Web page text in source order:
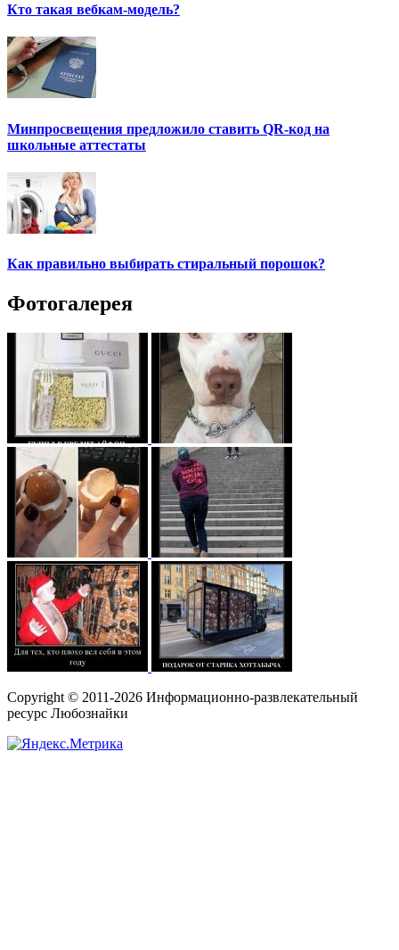
Кто такая вебкам-модель?
Минпросвещения предложило ставить QR-код на
школьные аттестаты
Как правильно выбирать стиральный порошок?
Фотогалерея
Copyright © 2011-2026 Информационно-развлекательный
ресурс Любознайки